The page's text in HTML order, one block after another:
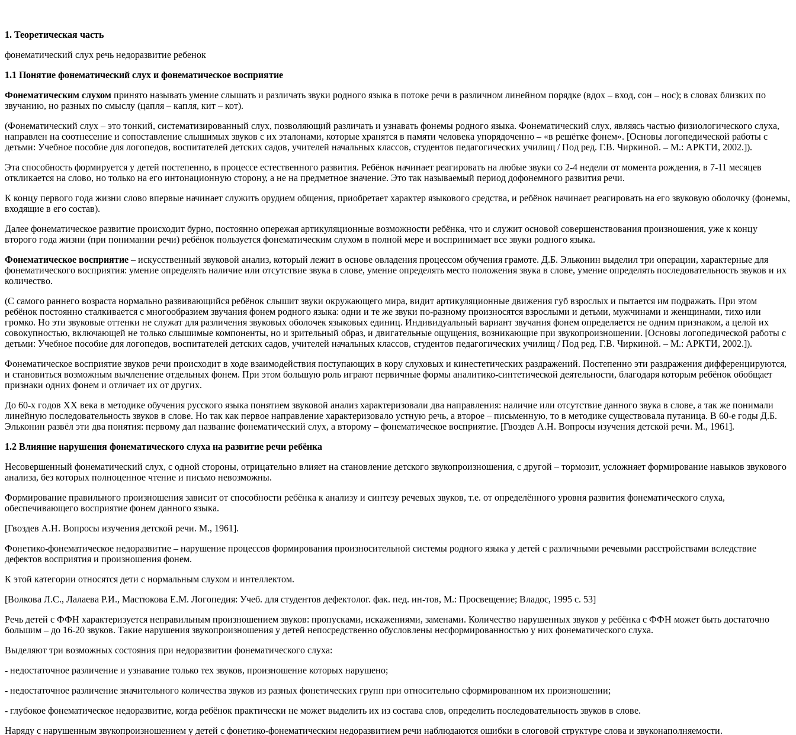
1. Теоретическая часть
фонематический слух речь недоразвитие ребенок
1.1 Понятие фонематический слух и фонематическое восприятие
Фонематическим слухом принято называть умение слышать и различать звуки родного языка в потоке речи в различном линейном порядке (вдох – вход, сон – нос); в словах близких по
звучанию, но разных по смыслу (цапля – капля, кит – кот).
(Фонематический слух – это тонкий, систематизированный слух, позволяющий различать и узнавать фонемы родного языка. Фонематический слух, являясь частью физиологического слуха,
направлен на соотнесение и сопоставление слышимых звуков с их эталонами, которые хранятся в памяти человека упорядоченно – «в решётке фонем». [Основы логопедической работы с
детьми: Учебное пособие для логопедов, воспитателей детских садов, учителей начальных классов, студентов педагогических училищ / Под ред. Г.В. Чиркиной. – М.: АРКТИ, 2002.]).
Эта способность формируется у детей постепенно, в процессе естественного развития. Ребёнок начинает реагировать на любые звуки со 2-4 недели от момента рождения, в 7-11 месяцев
откликается на слово, но только на его интонационную сторону, а не на предметное значение. Это так называемый период дофонемного развития речи.
К концу первого года жизни слово впервые начинает служить орудием общения, приобретает характер языкового средства, и ребёнок начинает реагировать на его звуковую оболочку (фонемы,
входящие в его состав).
Далее фонематическое развитие происходит бурно, постоянно опережая артикуляционные возможности ребёнка, что и служит основой совершенствования произношения, уже к концу
второго года жизни (при понимании речи) ребёнок пользуется фонематическим слухом в полной мере и воспринимает все звуки родного языка.
Фонематическое восприятие – искусственный звуковой анализ, который лежит в основе овладения процессом обучения грамоте. Д.Б. Эльконин выделил три операции, характерные для
фонематического восприятия: умение определять наличие или отсутствие звука в слове, умение определять место положения звука в слове, умение определять последовательность звуков и их
количество.
(С самого раннего возраста нормально развивающийся ребёнок слышит звуки окружающего мира, видит артикуляционные движения губ взрослых и пытается им подражать. При этом
ребёнок постоянно сталкивается с многообразием звучания фонем родного языка: одни и те же звуки по-разному произносятся взрослыми и детьми, мужчинами и женщинами, тихо или
громко. Но эти звуковые оттенки не служат для различения звуковых оболочек языковых единиц. Индивидуальный вариант звучания фонем определяется не одним признаком, а целой их
совокупностью, включающей не только слышимые компоненты, но и зрительный образ, и двигательные ощущения, возникающие при звукопроизношении. [Основы логопедической работы с
детьми: Учебное пособие для логопедов, воспитателей детских садов, учителей начальных классов, студентов педагогических училищ / Под ред. Г.В. Чиркиной. – М.: АРКТИ, 2002.]).
Фонематическое восприятие звуков речи происходит в ходе взаимодействия поступающих в кору слуховых и кинестетических раздражений. Постепенно эти раздражения дифференцируются,
и становиться возможным вычленение отдельных фонем. При этом большую роль играют первичные формы аналитико-синтетической деятельности, благодаря которым ребёнок обобщает
признаки одних фонем и отличает их от других.
До 60-х годов XX века в методике обучения русского языка понятием звуковой анализ характеризовали два направления: наличие или отсутствие данного звука в слове, а так же понимали
линейную последовательность звуков в слове. Но так как первое направление характеризовало устную речь, а второе – письменную, то в методике существовала путаница. В 60-е годы Д.Б.
Эльконин развёл эти два понятия: первому дал название фонематический слух, а второму – фонематическое восприятие. [Гвоздев А.Н. Вопросы изучения детской речи. М., 1961].
1.2 Влияние нарушения фонематического слуха на развитие речи ребёнка
Несовершенный фонематический слух, с одной стороны, отрицательно влияет на становление детского звукопроизношения, с другой – тормозит, усложняет формирование навыков звукового
анализа, без которых полноценное чтение и письмо невозможны.
Формирование правильного произношения зависит от способности ребёнка к анализу и синтезу речевых звуков, т.е. от определённого уровня развития фонематического слуха,
обеспечивающего восприятие фонем данного языка.
[Гвоздев А.Н. Вопросы изучения детской речи. М., 1961].
Фонетико-фонематическое недоразвитие – нарушение процессов формирования произносительной системы родного языка у детей с различными речевыми расстройствами вследствие
дефектов восприятия и произношения фонем.
К этой категории относятся дети с нормальным слухом и интеллектом.
[Волкова Л.С., Лалаева Р.И., Мастюкова Е.М. Логопедия: Учеб. для студентов дефектолог. фак. пед. ин-тов, М.: Просвещение; Владос, 1995 с. 53]
Речь детей с ФФН характеризуется неправильным произношением звуков: пропусками, искажениями, заменами. Количество нарушенных звуков у ребёнка с ФФН может быть достаточно
большим – до 16-20 звуков. Такие нарушения звукопроизношения у детей непосредственно обусловлены несформированностью у них фонематического слуха.
Выделяют три возможных состояния при недоразвитии фонематического слуха:
- недостаточное различение и узнавание только тех звуков, произношение которых нарушено;
- недостаточное различение значительного количества звуков из разных фонетических групп при относительно сформированном их произношении;
- глубокое фонематическое недоразвитие, когда ребёнок практически не может выделить их из состава слов, определить последовательность звуков в слове.
Наряду с нарушенным звукопроизношением у детей с фонетико-фонематическим недоразвитием речи наблюдаются ошибки в слоговой структуре слова и звуконаполняемости.